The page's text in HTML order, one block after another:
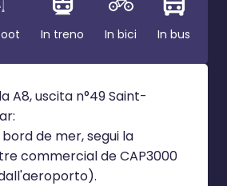
In treno In bici In bus
A8, uscita n°49 Saint-
de mer, segui la
commercial de CAP3000